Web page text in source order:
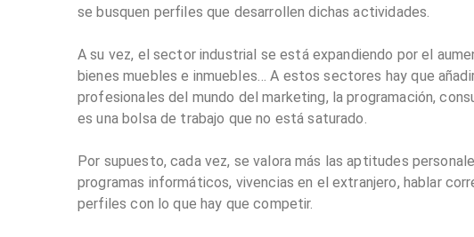
se busquen perfiles que desarrollen dichas actividades.
A su vez, el sector industrial se está expandiendo por el
bienes muebles e inmuebles… A estos sectores hay que
profesionales del mundo del marketing, la programación,
es una bolsa de trabajo que no está saturado.
Por supuesto, cada vez, se valora más las aptitudes
programas informáticos, vivencias en el extranjero, hablar
perfiles con lo que hay que competir.